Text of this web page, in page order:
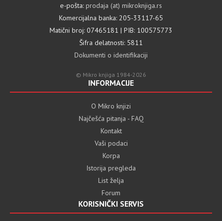
e-pošta: prodaja (at) mikroknjiga.rs
Komercijalna banka: 205-33117-65
Matični broj: 07465181 | PIB: 100575773
Šifra delatnosti: 5811
Dokumenti o identifikaciji
© Mikro knjiga 1984-2026
INFORMACIJE
O Mikro knjizi
Najčešća pitanja - FAQ
Kontakt
Vaši podaci
Korpa
Istorija pregleda
List želja
Forum
KORISNIČKI SERVIS